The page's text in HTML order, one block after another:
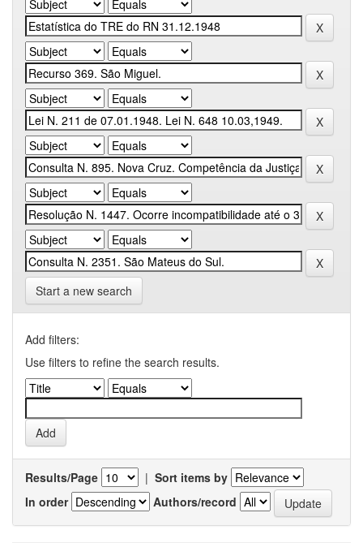
Start a new search
Add filters:
Use filters to refine the search results.
Results/Page | Sort items by
In order
Authors/record